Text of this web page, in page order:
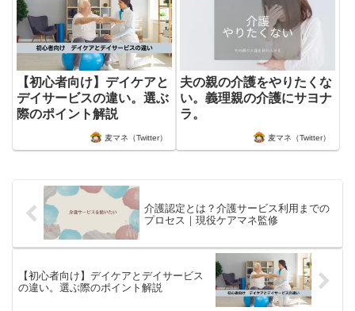
【初心者向け】デイケアと
デイサービスの違い。選ぶ
際のポイント解説
麦マネ（Twitter）
夫の親の介護をやりたくな
い。義理親の介護にサヨナ
ラ。
麦マネ（Twitter）
介護認定とは？介護サービス利用までの
プロセス｜現役ケアマネ監修
【初心者向け】デイケアとデイサービス
の違い。選ぶ際のポイント解説